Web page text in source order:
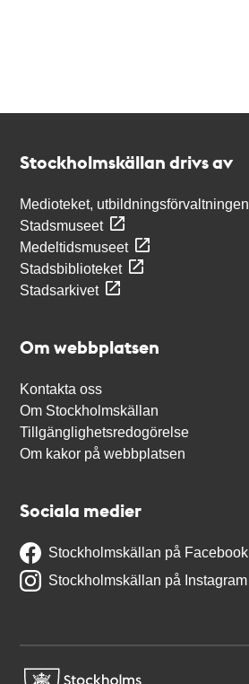
Stockholmskällan drivs av
Medioteket, utbildningsförvaltningen
Stadsmuseet
Medeltidsmuseet
Stadsbiblioteket
Stadsarkivet
Om webbplatsen
Kontakta oss
Om Stockholmskällan
Tillgänglighetsredogörelse
Om kakor på webbplatsen
Sociala medier
Stockholmskällan på Facebook
Stockholmskällan på Instagram